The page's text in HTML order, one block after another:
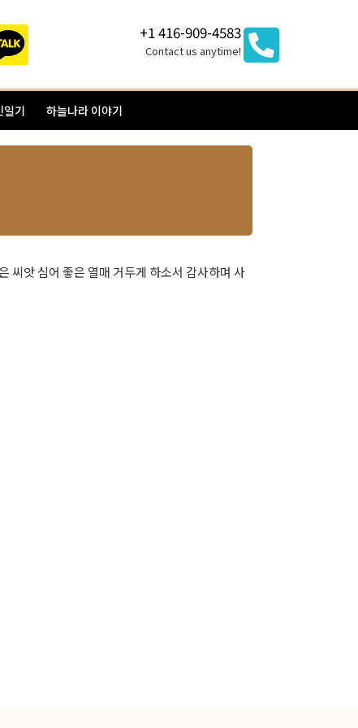
+1 416-909-4583
Contact us anytime!
일기 하늘나라 이야기
씨앗 심어 좋은 열매 거두게 하소서 감사하며 사